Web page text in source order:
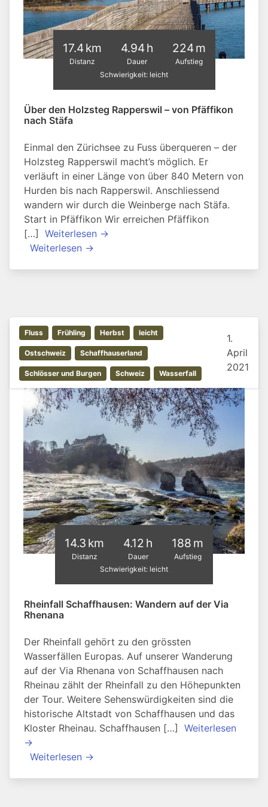
17.4 km
Distanz
4.94 h
Dauer
224 m
Aufstieg
Schwierigkeit: leicht
Über den Holzsteg Rapperswil – von Pfäffikon
nach Stäfa
Einmal den Zürichsee zu Fuss überqueren – der
Holzsteg Rapperswil macht’s möglich. Er
verläuft in einer Länge von über 840 Metern von
Hurden bis nach Rapperswil. Anschliessend
wandern wir durch die Weinberge nach Stäfa.
Start in Pfäffikon Wir erreichen Pfäffikon
[…] Weiterlesen →
Weiterlesen →
Fluss Frühling Herbst leicht
Ostschweiz Schaffhauserland
Schlösser und Burgen Schweiz Wasserfall
1.
April
2021
14.3 km
Distanz
4.12 h
Dauer
188 m
Aufstieg
Schwierigkeit: leicht
Rheinfall Schaffhausen: Wandern auf der Via
Rhenana
Der Rheinfall gehört zu den grössten
Wasserfällen Europas. Auf unserer Wanderung
auf der Via Rhenana von Schaffhausen nach
Rheinau zählt der Rheinfall zu den Höhepunkten
der Tour. Weitere Sehenswürdigkeiten sind die
historische Altstadt von Schaffhausen und das
Kloster Rheinau. Schaffhausen […] Weiterlesen
→
Weiterlesen →